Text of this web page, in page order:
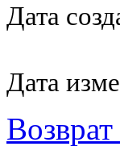
Дата
Дата